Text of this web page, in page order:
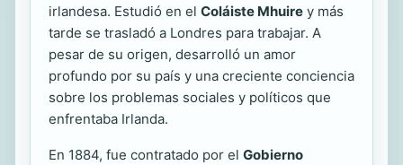
irlandesa. Estudió en el Coláiste Mhuire y más
tarde se trasladó a Londres para trabajar. A
pesar de su origen, desarrolló un amor
profundo por su país y una creciente conciencia
sobre los problemas sociales y políticos que
enfrentaba Irlanda.
En 1884, fue contratado por el Gobierno